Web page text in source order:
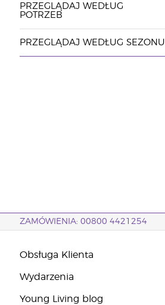
PRZEGLĄDAJ WEDŁUG
POTRZEB
PRZEGLĄDAJ WEDŁUG SEZONU
ZAMÓWIENIA: 00800 4421254
Obsługa Klienta
Wydarzenia
Young Living blog